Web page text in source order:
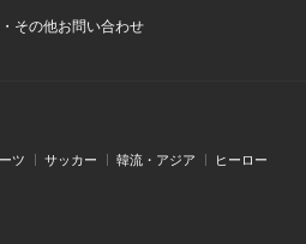
その他お問い合わせ
ツ サッカー 韓流・アジア ヒーロー